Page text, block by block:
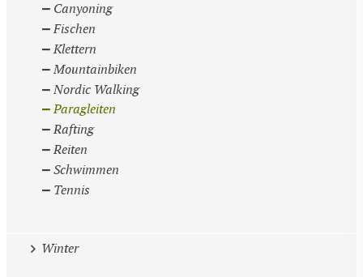
Canyoning
Fischen
Klettern
Mountainbiken
Nordic Walking
Paragleiten
Rafting
Reiten
Schwimmen
Tennis
Winter